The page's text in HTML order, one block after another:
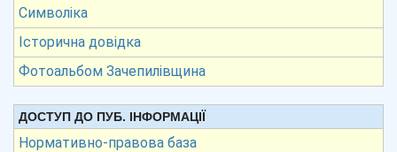
Символіка
Історична довідка
Фотоальбом Зачепилівщина
ДОСТУП ДО ПУБ. ІНФОРМАЦІЇ
Нормативно-правова база